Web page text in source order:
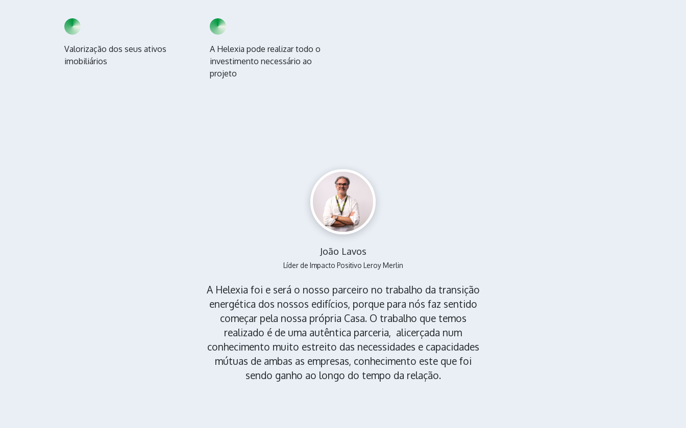
Valorização dos seus ativos
imobiliários
A Helexia pode realizar todo o
investimento necessário ao
projeto
João Lavos
Líder de Impacto Positivo Leroy Merlin
A Helexia foi e será o nosso parceiro no trabalho da transição
energética dos nossos edifícios, porque para nós faz sentido
começar pela nossa própria Casa. O trabalho que temos
realizado é de uma autêntica parceria, alicerçada num
conhecimento muito estreito das necessidades e capacidades
mútuas de ambas as empresas, conhecimento este que foi
sendo ganho ao longo do tempo da relação.